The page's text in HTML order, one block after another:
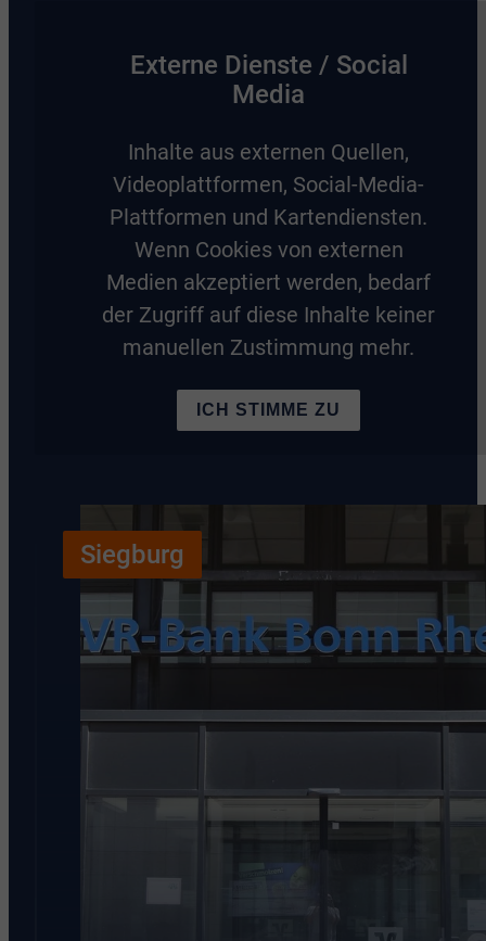
Externe Dienste / Social
Media
Inhalte aus externen Quellen,
Videoplattformen, Social-Media-
Plattformen und Kartendiensten.
Wenn Cookies von externen
Medien akzeptiert werden, bedarf
der Zugriff auf diese Inhalte keiner
manuellen Zustimmung mehr.
ICH STIMME ZU
Siegburg